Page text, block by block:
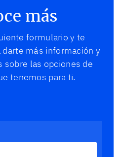
más
formulario y te
darte más información y